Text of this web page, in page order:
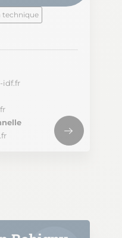
technique
idf.fr